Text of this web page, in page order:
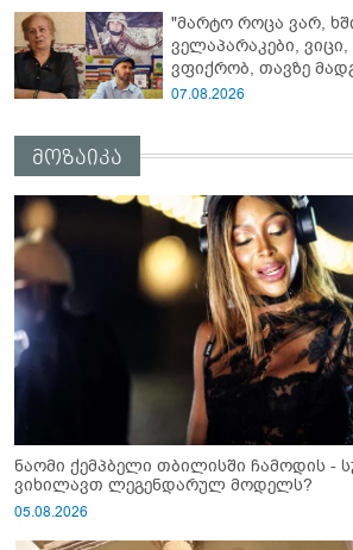
კომენტარს აკეთებს
"მარტო როცა ვარ,
ველაპარაკები,
ვფიქრობ, თავზე
- გიორგი კეკელიძე გმირი ანწუხელიძის
07.08.2026
მოზაიკა
ნაომი ქემპბელი თბილისში ჩამოდის -
ვიხილავთ ლეგენდარულ მოდელს?
05.08.2026